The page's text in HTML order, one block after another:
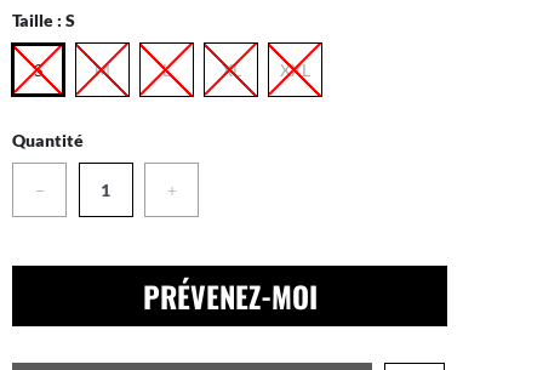
Taille : S
S M L XL XXL
Quantité
− +
PRÉVENEZ-MOI